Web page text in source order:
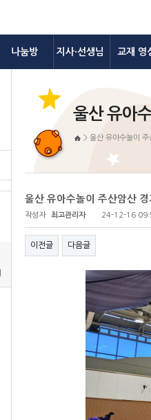
나눔방 지사·선생님 교재 영
울산 유아
> 울산 유아수놀이 주
울산 유아수놀이 주산암산 경
작성자 최고관리자 24-12-16
이전글 다음글